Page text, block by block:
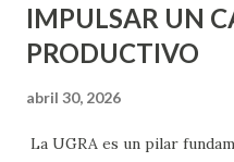
IMPULSAR UN
PRODUCTIVO
abril 30, 2026
La UGRA es un pilar